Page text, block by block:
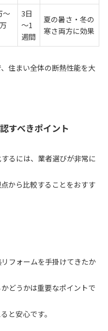
～
3日
～1
週間
夏の暑さ・冬の
寒さ両方に効果
住まい全体の断熱性能を大
すべきポイント
るには、業者選びが非常に
から比較することをおすす
フォームを手掛けてきたか
どうかは重要なポイントで
と安心です。